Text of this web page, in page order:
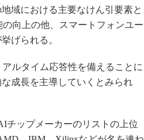
域における主要なけん引要素と
向上の他、スマートフォンユー
げられる。
ルタイム応答性を備えることに
成長を主導していくとみられ
チップメーカーのリストの上位